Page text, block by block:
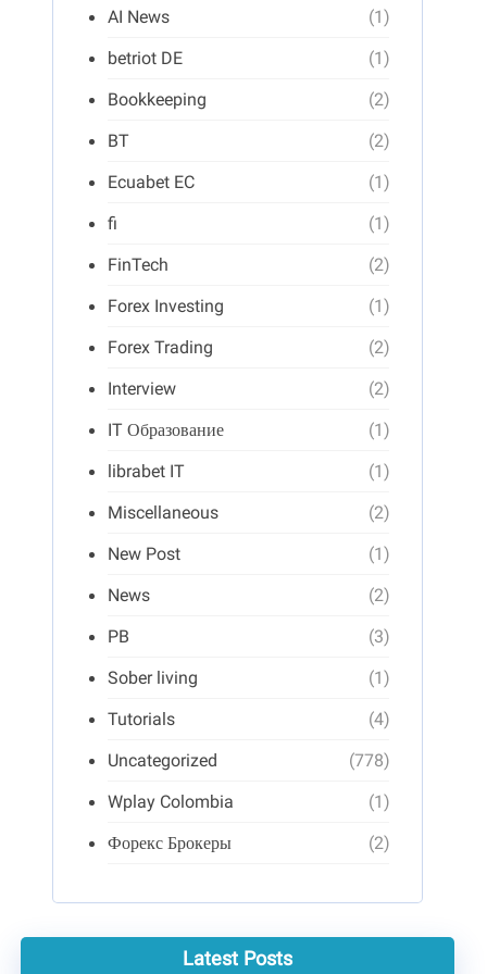
AI News
(1)
betriot DE
(1)
Bookkeeping
(2)
BT
(2)
Ecuabet EC
(1)
fi
(1)
FinTech
(2)
Forex Investing
(1)
Forex Trading
(2)
Interview
(2)
IT Образование
(1)
librabet IT
(1)
Miscellaneous
(2)
New Post
(1)
News
(2)
PB
(3)
Sober living
(1)
Tutorials
(4)
Uncategorized
(778)
Wplay Colombia
(1)
Форекс Брокеры
(2)
Latest Posts